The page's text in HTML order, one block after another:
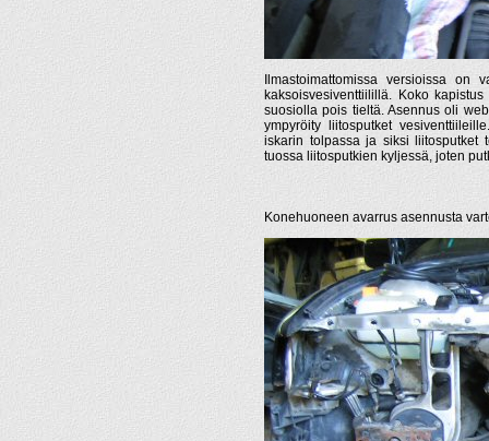
Ilmastoimattomissa versioissa on
kaksoisvesiventtiilillä. Koko
suosiolla pois tieltä. Asennus oli
ympyröity liitosputket
iskarin tolpassa ja siksi liitosputket
tuossa liitosputkien kyljessä, joten
Konehuoneen avarrus asennusta